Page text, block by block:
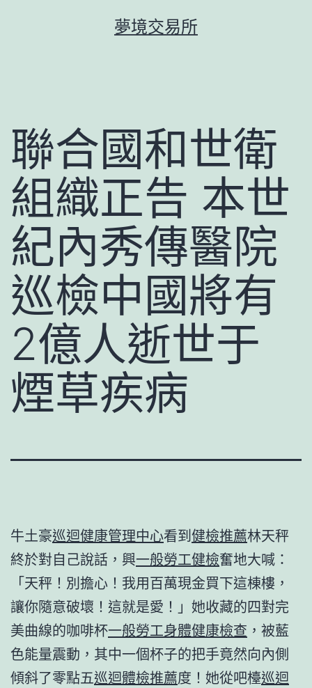
容
夢境交易所
聯合國和世衛
組織正告 本世
紀內秀傳醫院
巡檢中國將有
2億人逝世于
煙草疾病
牛土豪巡迴健康管理中心看到健檢推薦林天秤
終於對自己說話，興一般勞工健檢奮地大喊：
「天秤！別擔心！我用百萬現金買下這棟樓，
讓你隨意破壞！這就是愛！」她收藏的四對完
美曲線的咖啡杯一般勞工身體健康檢查 ，被藍
色能量震動，其中一個杯子的把手竟然向內側
傾斜了零點五巡迴體檢推薦度！她從吧檯巡迴